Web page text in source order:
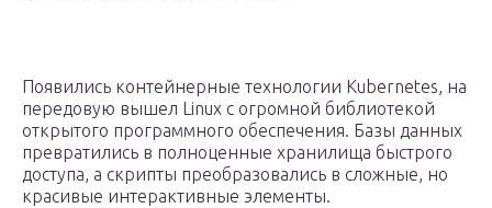
Появились контейнерные технологии Kubernetes, на
передовую вышел Linux с огромной библиотекой
открытого программного обеспечения. Базы данных
превратились в полноценные хранилища быстрого
доступа, а скрипты преобразовались в сложные, но
красивые интерактивные элементы.